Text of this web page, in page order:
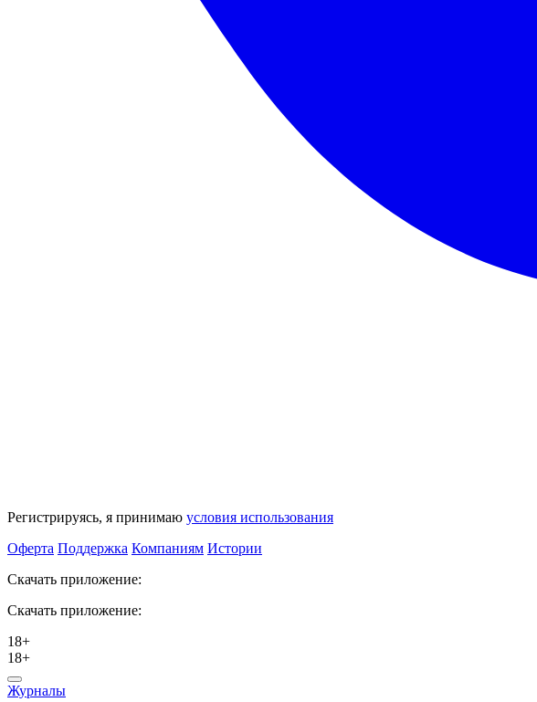
Регистрируясь, я принимаю условия использования
Оферта Поддержка Компаниям Истории
Скачать приложение:
Скачать приложение:
18+
18+
Журналы